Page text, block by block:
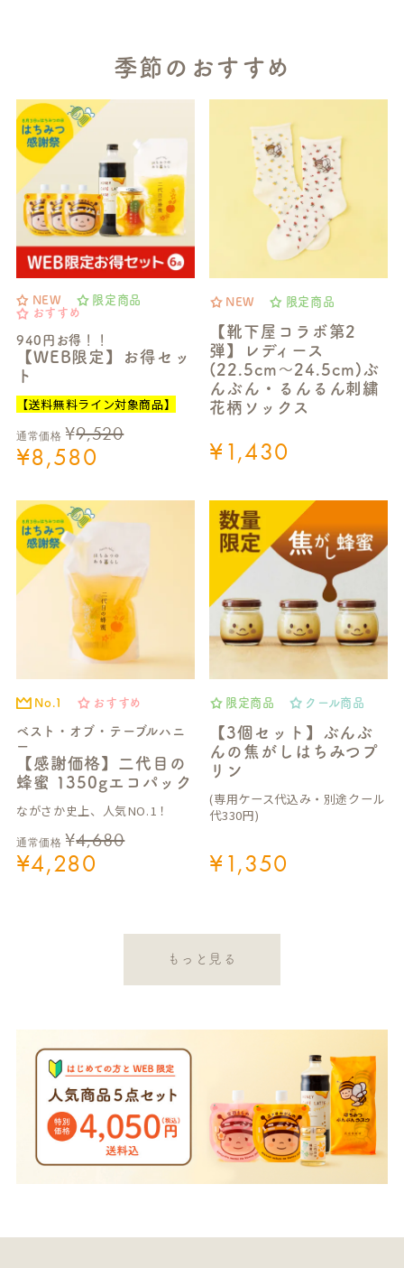
季節のおすすめ
NEW
限定商品
おすすめ
940円お得！！
【WEB限定】お得セッ
ト
【送料無料ライン対象商品】
通常価格 ¥9,520
¥8,580
NEW 限定商品
【靴下屋コラボ第2
弾】レディース
(22.5cm～24.5cm)ぶ
んぶん・るんるん刺繍
花柄ソックス
¥1,430
No.1 おすすめ
ベスト・オブ・テーブルハニ
ー
【感謝価格】二代目の
蜂蜜 1350gエコパック
ながさか史上、人気NO.1！
通常価格 ¥4,680
¥4,280
限定商品 クール商品
【3個セット】ぶんぶ
んの焦がしはちみつプ
リン
(専用ケース代込み・別途クール
代330円)
¥1,350
もっと見る